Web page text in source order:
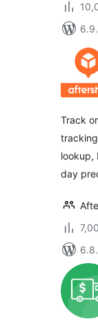
Track
lookup,
day